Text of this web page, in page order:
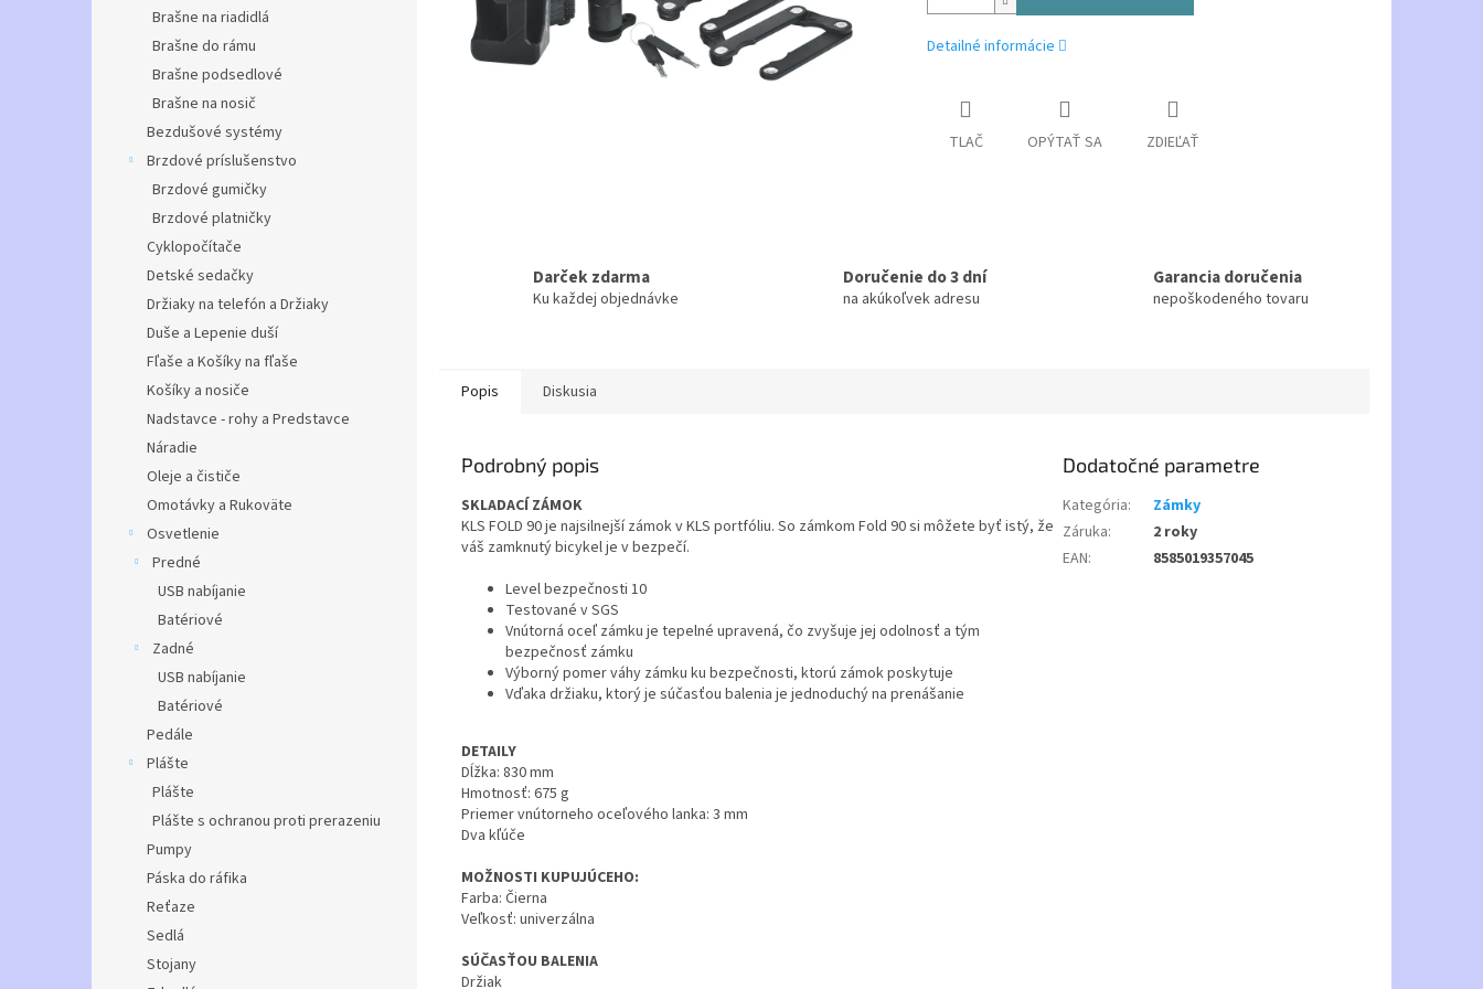
Brašne na riadidlá
Brašne do rámu
Brašne podsedlové
Brašne na nosič
Bezdušové systémy
Brzdové príslušenstvo
Brzdové gumičky
Brzdové platničky
Cyklopočítače
Detské sedačky
Držiaky na telefón a Držiaky
Duše a Lepenie duší
Fľaše a Košíky na fľaše
Košíky a nosiče
Nadstavce - rohy a Predstavce
Náradie
Oleje a čističe
Omotávky a Rukoväte
Osvetlenie
Predné
USB nabíjanie
Batériové
Zadné
USB nabíjanie
Batériové
Pedále
Plášte
Plášte
Plášte s ochranou proti prerazeniu
Pumpy
Páska do ráfika
Reťaze
Sedlá
Stojany
Detailné informácie
TLAČ OPÝTAŤ SA ZDIEĽAŤ
Darček zdarma
Ku každej objednávke
Doručenie do 3 dní
na akúkoľvek adresu
Garancia doručenia
nepoškodeného tovaru
Popis Diskusia
Podrobný popis
SKLADACÍ ZÁMOK
KLS FOLD 90 je najsilnejší zámok v KLS portfóliu. So zámkom Fold 90 si môžete byť istý, že
váš zamknutý bicykel je v bezpečí.
Level bezpečnosti 10
Testované v SGS
Vnútorná oceľ zámku je tepelné upravená, čo zvyšuje jej odolnosť a tým
bezpečnosť zámku
Výborný pomer váhy zámku ku bezpečnosti, ktorú zámok poskytuje
Vďaka držiaku, ktorý je súčasťou balenia je jednoduchý na prenášanie
DETAILY
Dĺžka: 830 mm
Hmotnosť: 675 g
Priemer vnútorneho oceľového lanka: 3 mm
Dva kľúče
MOŽNOSTI KUPUJÚCEHO:
Farba: Čierna
Veľkosť: univerzálna
SÚČASŤOU BALENIA
Držiak
Dodatočné parametre
Kategória:
Zámky
Záruka:
2 roky
EAN: 8585019357045